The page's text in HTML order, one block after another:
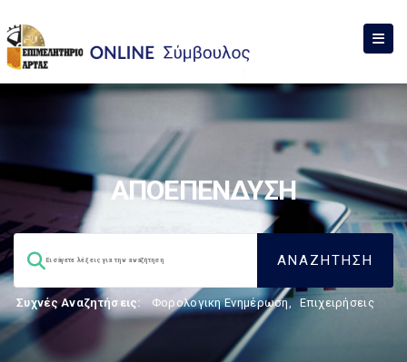
ΑΠΟΕΠΕΝΔΥΣΗ
Συχνές Αναζητήσεις: Φορολογικη Ενημέρωση, Επιχειρήσεις